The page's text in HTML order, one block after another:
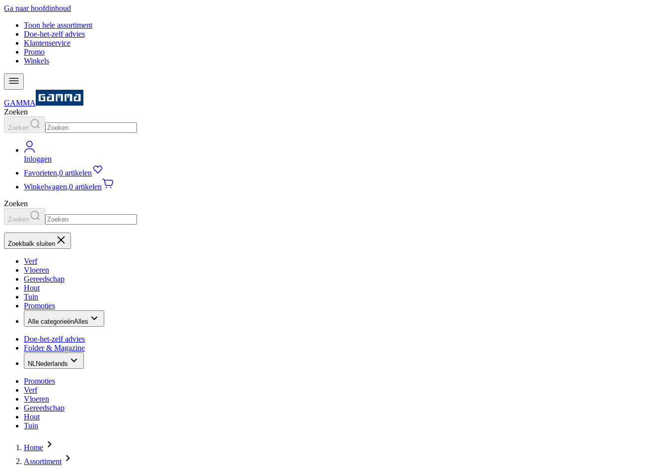
Ga naar hoofdinhoud
Toon hele assortiment
Doe-het-zelf advies
Klantenservice
Promo
Winkels
GAMMA
Zoeken
Zoeken
Inloggen
Favorieten,0 artikelen
Winkelwagen,0 artikelen
Zoeken
Zoeken
Zoekbalk sluiten
Verf
Vloeren
Gereedschap
Hout
Tuin
Promoties
Alle categorieënAlles
Doe-het-zelf advies
Folder & Magazine
NLNederlands
Promoties
Verf
Vloeren
Gereedschap
Hout
Tuin
Home
Assortiment